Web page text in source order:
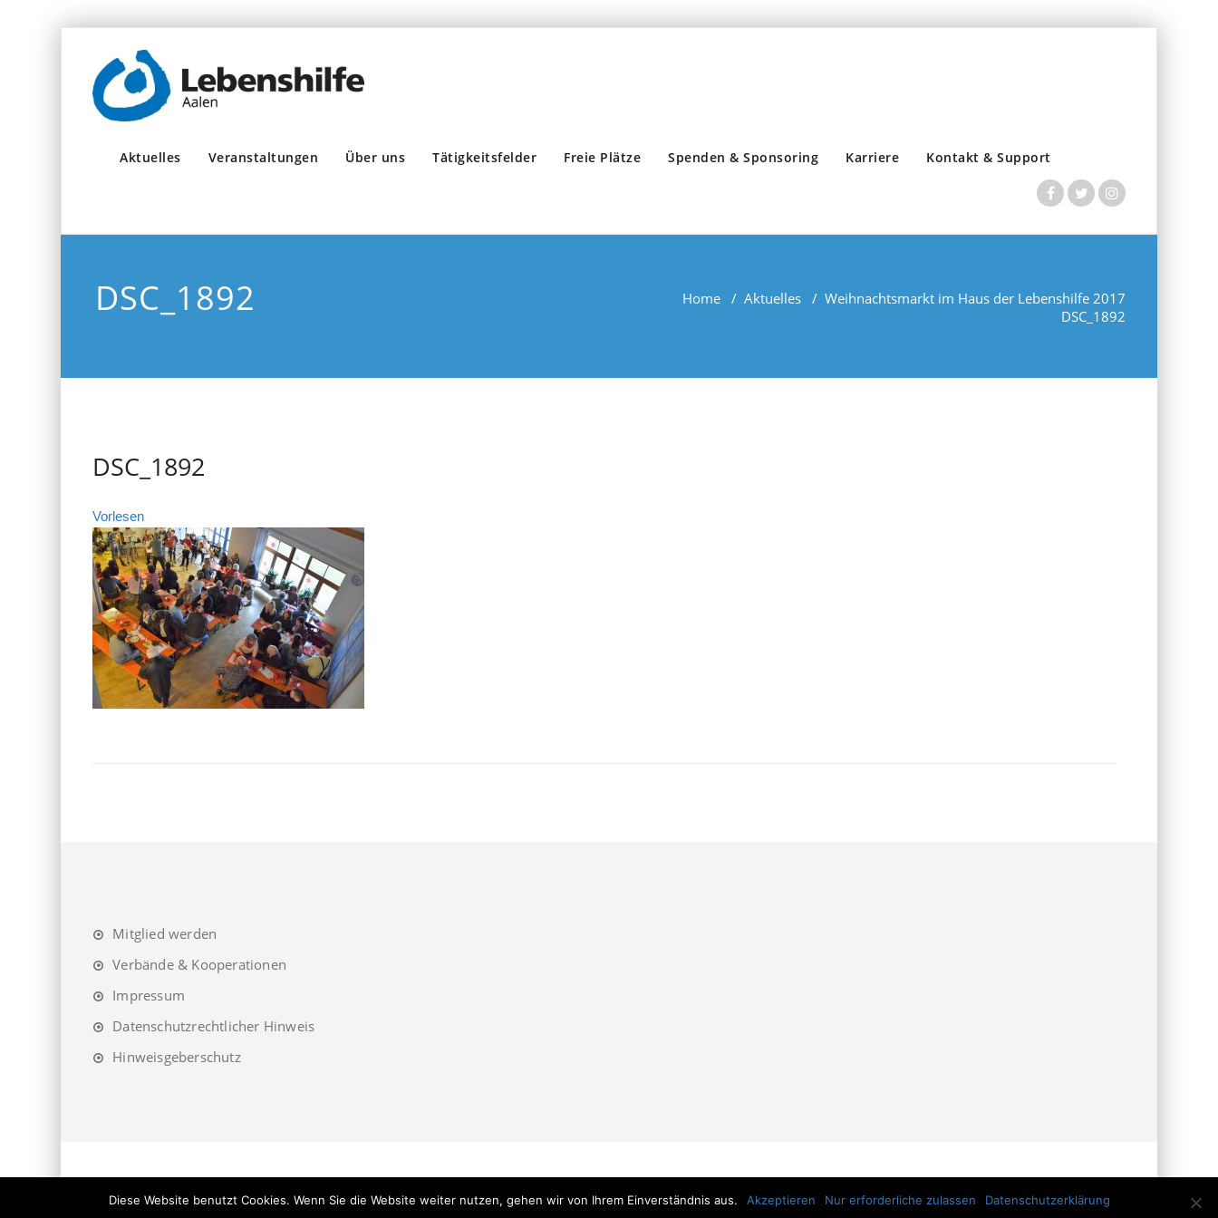
Aktuelles Veranstaltungen Über uns Tätigkeitsfelder Freie Plätze Spenden & Sponsoring Karriere Kontakt & Support
DSC_1892 Home / Aktuelles / Weihnachtsmarkt im Haus der Lebenshilfe 2017
DSC_1892
DSC_1892
Vorlesen
Mitglied werden
Verbände & Kooperationen
Impressum
Datenschutzrechtlicher Hinweis
Hinweisgeberschutz
Diese Website benutzt Cookies. Wenn Sie die Website weiter nutzen, gehen wir von Ihrem Einverständnis aus. Akzeptieren Nur erforderliche zulassen Datenschutzerklärung